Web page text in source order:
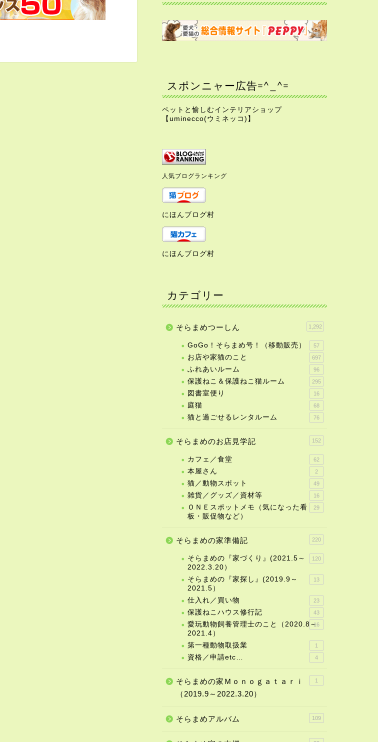
スポンニャー広告=^_^=
ペットと愉しむインテリアショップ
【uminecco(ウミネッコ)】
人気ブログランキング
にほんブログ村
にほんブログ村
カテゴリー
そらまめつーしん 1,292
GoGo！そらまめ号！（移動販売） 57
お店や家猫のこと 697
ふれあいルーム 96
保護ねこ＆保護ねこ猫ルーム 295
図書室便り 16
庭猫 68
猫と過ごせるレンタルーム 76
そらまめのお店見学記 152
カフェ／食堂 62
本屋さん 2
猫／動物スポット 49
雑貨／グッズ／資材等 16
ＯＮＥスポットメモ（気になった看
板・販促物など）
29
そらまめの家準備記 220
そらまめの『家づくり』(2021.5～
2022.3.20）
120
そらまめの『家探し』(2019.9～
2021.5）
13
仕入れ／買い物 23
保護ねこハウス修行記 43
愛玩動物飼養管理士のこと（2020.8～
2021.4）
16
第一種動物取扱業 1
資格／申請etc… 4
そらまめの家Ｍｏｎｏｇａｔａｒｉ
（2019.9～2022.3.20）
1
そらまめアルバム 109